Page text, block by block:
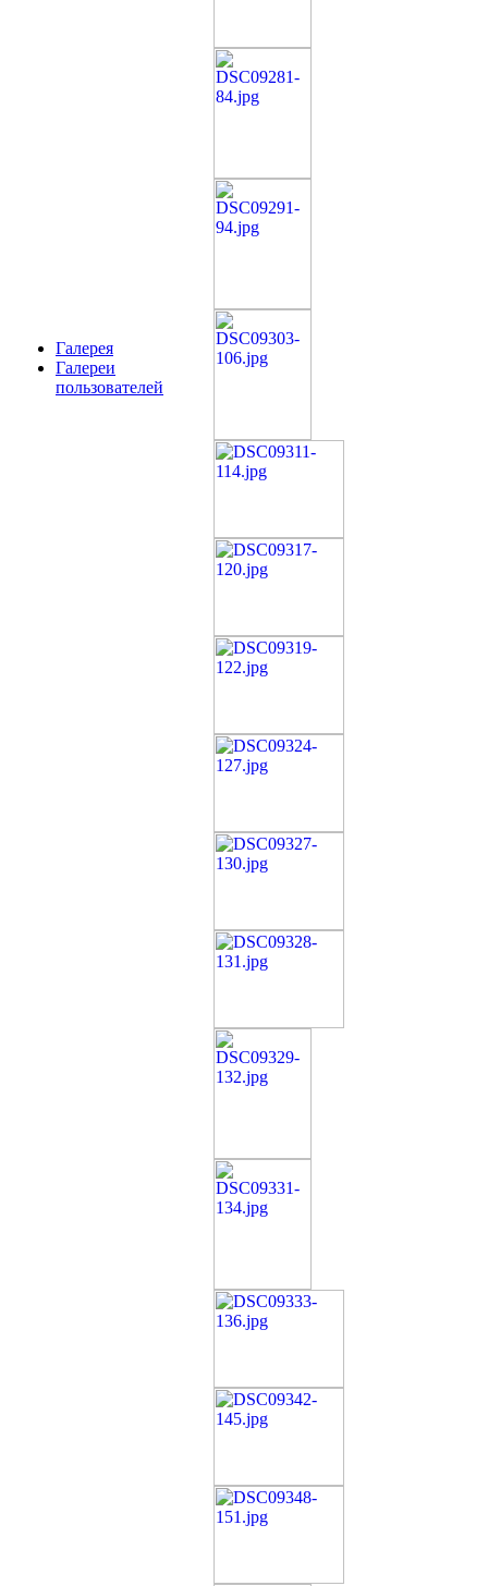
Галерея
Галереи
пользователей